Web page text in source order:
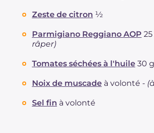
Zeste de citron ½
Parmigiano Reggiano AOP
râper)
Tomates séchées à l'huile 30 g
Noix de muscade à volonté -
Sel fin à volonté